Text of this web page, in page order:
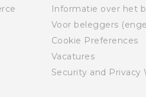
Informatie over het
Voor beleggers
Cookie Preferences
Vacatures
Security and Privacy